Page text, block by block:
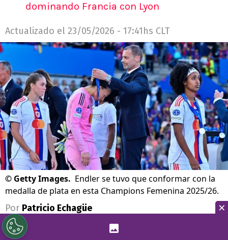
dominando Francia con Lyon
Actualizado el 23/05/2026 - 17:41hs CLT
© Getty Images. Endler se tuvo que conformar con la
medalla de plata en esta Champions Femenina 2025/26.
Por Patricio Echagüe ×